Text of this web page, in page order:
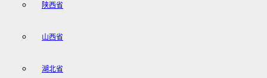
陕西省
山西省
湖北省